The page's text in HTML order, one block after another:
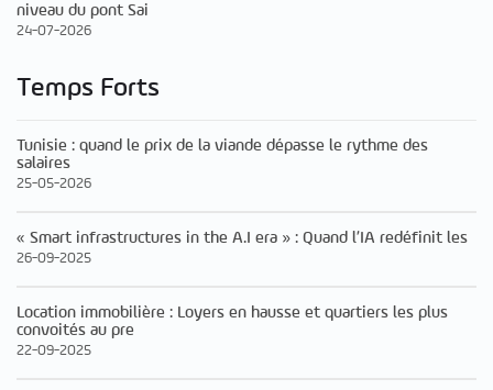
niveau du pont Sai
24-07-2026
Temps Forts
Tunisie : quand le prix de la viande dépasse le rythme des
salaires
25-05-2026
« Smart infrastructures in the A.I era » : Quand l’IA redéfinit les
26-09-2025
Location immobilière : Loyers en hausse et quartiers les plus
convoités au pre
22-09-2025